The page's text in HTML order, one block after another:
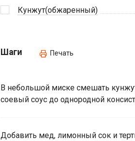
Кунжут(обжаренный)
Шаги Печать
В небольшой миске смешать
соевый соус до однородной
Добавить мед, лимонный сок и